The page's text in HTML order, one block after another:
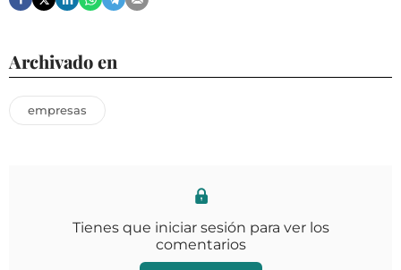
Archivado en
empresas
Tienes que iniciar sesión para ver los
comentarios